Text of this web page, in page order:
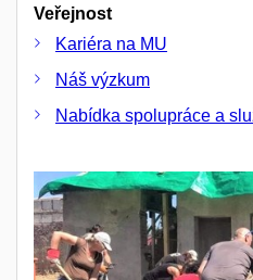
Veřejnost
Kariéra na MU
Náš výzkum
Nabídka spolupráce a